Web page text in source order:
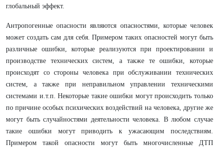
глобальный эффект.
Антропогенные опасности являются опасностями, которые человек
может создать сам для себя. Примером таких опасностей могут быть
различные ошибки, которые реализуются при проектировании и
производстве технических систем, а также те ошибки, которые
происходят со стороны человека при обслуживании технических
систем, а также при неправильном управлении техническими
системами и.т.п. Некоторые такие ошибки могут происходить только
по причине особых психических воздействий на человека, другие же
могут быть случайностями деятельности человека. В любом случае
такие ошибки могут приводить к ужасающим последствиям.
Примером такой опасности могут быть многочисленные ДТП